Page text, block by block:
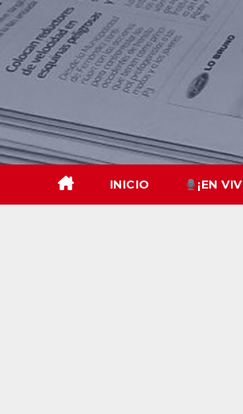
Skip
to
content
INICIO ¡EN